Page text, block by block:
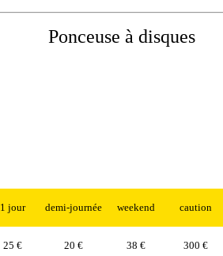
Ponceuse à disques
1 jour demi-journée weekend caution
25 € 20 € 38 € 300 €